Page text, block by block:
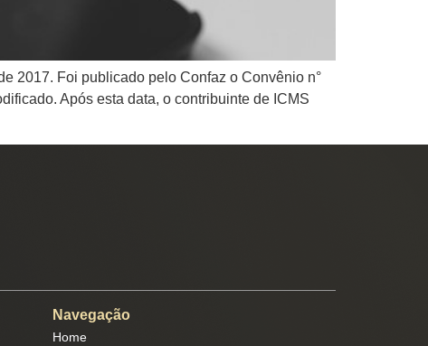
2017. Foi publicado pelo Confaz o Convênio n°
Após esta data, o contribuinte de ICMS
Navegação
Home